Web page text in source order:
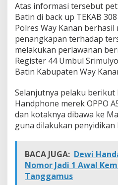
Atas informasi tersebut
Batin di back up TEKAB
Polres Way Kanan berhasil
penangkapan terhadap
melakukan perlawanan
Register 44 Umbul
Batin Kabupaten Way
Selanjutnya pelaku
Handphone merek OPPO
dan kotaknya dibawa ke
guna dilakukan penyidikan
BACA JUGA: Dewi
Nomor Jadi 1 Awal
Tanggamus